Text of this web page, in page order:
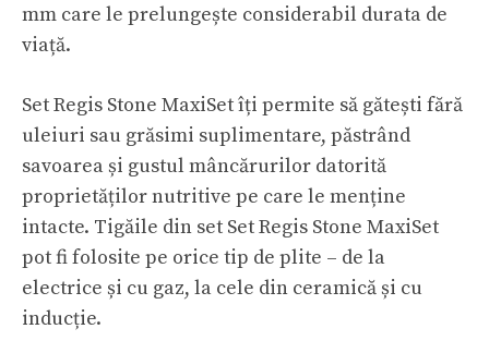
mm care le prelungește considerabil durata de
viață.
Set Regis Stone MaxiSet îți permite să gătești fără
uleiuri sau grăsimi suplimentare, păstrând
savoarea și gustul mâncărurilor datorită
proprietăților nutritive pe care le menține
intacte. Tigăile din set Set Regis Stone MaxiSet
pot fi folosite pe orice tip de plite – de la
electrice și cu gaz, la cele din ceramică și cu
inducție.